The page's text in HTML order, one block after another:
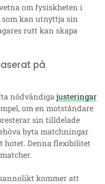
om fysiskheten i
kan utnyttja sin
rutt kan skapa
på
nödvändigajusteringar
om en motståndare
sin tilldelade
byta matchningar
hotet. Denna flexibilitet
kommer att